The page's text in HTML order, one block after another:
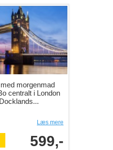
morgenmad
centralt i London
Læs mere
599,-